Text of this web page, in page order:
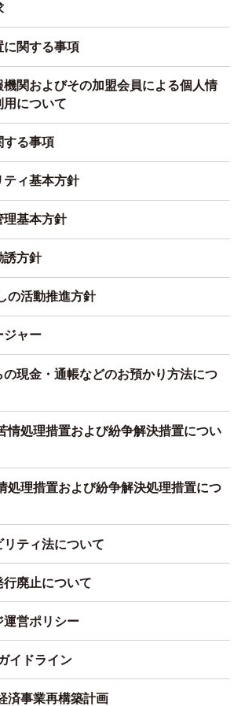
に関する事項
機関およびその加盟会員による個人情
用について
する事項
ティ基本方針
理基本方針
誘方針
の活動推進方針
ジャー
の現金・通帳などのお預かり方法につ
情処理措置および紛争解決措置につい
処理措置および紛争解決処理措置につ
ティ法について
行廃止について
運営ポリシー
イドライン
済事業再構築計画